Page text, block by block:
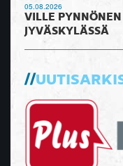
05.08.2026
VILLE
JYVÄSKYLÄSSÄ